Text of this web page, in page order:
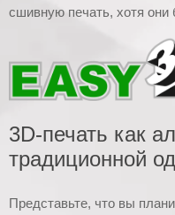
сшивную печать, хотя они
3D-печать как
традиционной
Представьте, что вы